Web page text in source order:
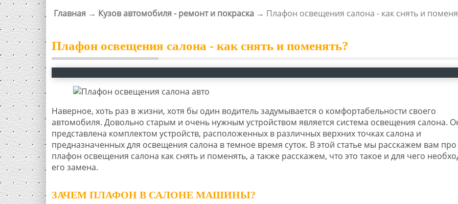
ВЫ ЗДЕСЬ
Главная → Кузов автомобиля - ремонт и покраска → Плафон освещения салона - как снять и
Плафон освещения салона - как снять и поменять?
Наверное, хоть раз в жизни, хотя бы один водитель задумывается о комфортабельности своего
автомобиля. Довольно старым и очень нужным устройством является система освещения салона.
представлена комплектом устройств, расположенных в различных верхних точках салона и
предназначенных для освещения салона в темное время суток. В этой статье мы расскажем вам про
плафон освещения салона как снять и поменять, а также расскажем, что это такое и для чего
его замена.
ЗАЧЕМ ПЛАФОН В САЛОНЕ МАШИНЫ?